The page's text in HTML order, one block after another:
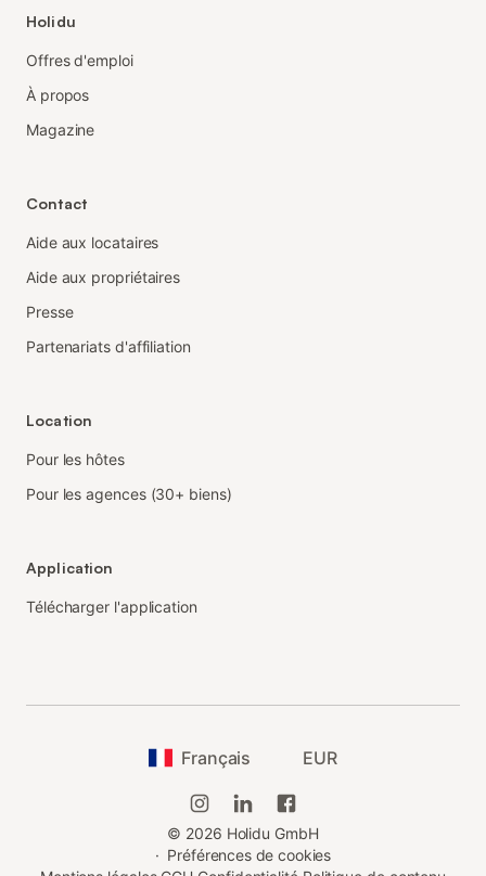
Holidu
Offres d'emploi
À propos
Magazine
Contact
Aide aux locataires
Aide aux propriétaires
Presse
Partenariats d'affiliation
Location
Pour les hôtes
Pour les agences (30+ biens)
Application
Télécharger l'application
Français EUR
© 2026 Holidu GmbH
· Préférences de cookies